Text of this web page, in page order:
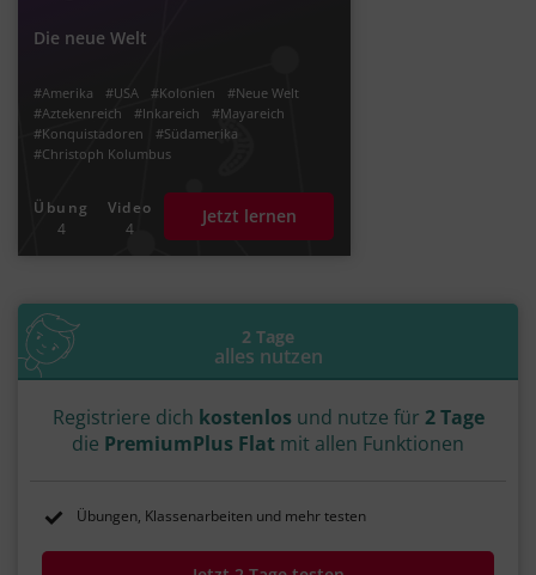
Die neue Welt
#Amerika #USA #Kolonien
#Neue Welt
#Aztekenreich
#Inkareich
#Mayareich
#Konquistadoren
#Südamerika
#Christoph Kolumbus
#Kolonialpolitik
#Eroberung und Expansion
#Hernan Cortes
#Habsburger
#Königreich Spanien
#Königreich Portugal
#Conquistadoren
#Spätmittelalter
#Kolonialreiche
#Nordamerika
#1494
#15. Jahrhundert
#Jh. #16.
#Dreieckshandel
#Entdeckungsreisen
#Entdeckungsfahrten
#Point of no Return
Übung
4
Video
4
Jetzt lernen
2 Tage
alles nutzen
Registriere dich kostenlos und nutze für 2 Tage
die PremiumPlus Flat mit allen Funktionen
Übungen, Klassenarbeiten und mehr testen